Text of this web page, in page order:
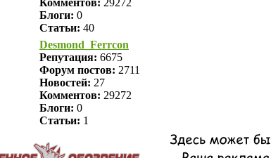
Комментов: 29272
Блоги: 0
Статьи: 40
Desmond_Ferrcon
Репутация: 6675
Форум постов: 2711
Новостей: 27
Комментов: 29272
Блоги: 0
Статьи: 1